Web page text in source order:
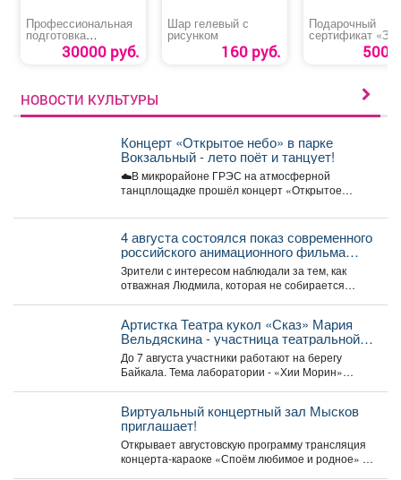
Профессиональная
подготовка
«Машинист буровой
установки»30000 руб.
Шар гелевый с
рисунком
160 руб.
Подарочный
сертификат
500
НОВОСТИ КУЛЬТУРЫ
Концерт «Открытое небо» в парке
Вокзальный - лето поёт и танцует!
☁️В микрорайоне ГРЭС на атмосферной
танцплощадке прошёл концерт «Открытое
4 августа состоялся показ современного
российского анимационного фильма
«Руслан и Людмила. Больше, чем
сказка» (2023).
Зрители с интересом наблюдали за тем, как
отважная Людмила, которая не собирается
Артистка Театра кукол «Сказ» Мария
Вельдяскина - участница театральной
лаборатории «Хии Морин: поэзия
стихий» на Байкале.
До 7 августа участники работают на берегу
Байкала. Тема лаборатории - «Хии Морин»
Виртуальный концертный зал Мысков
приглашает!
Открывает августовскую программу трансляция
концерта-караоке «Споём любимое и родное» -